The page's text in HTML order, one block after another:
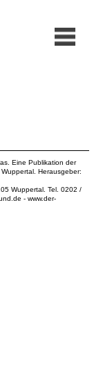
Eine Publikation der
, Wuppertal. Herausgeber:
Wuppertal. Tel. 0202 /
- www.der-